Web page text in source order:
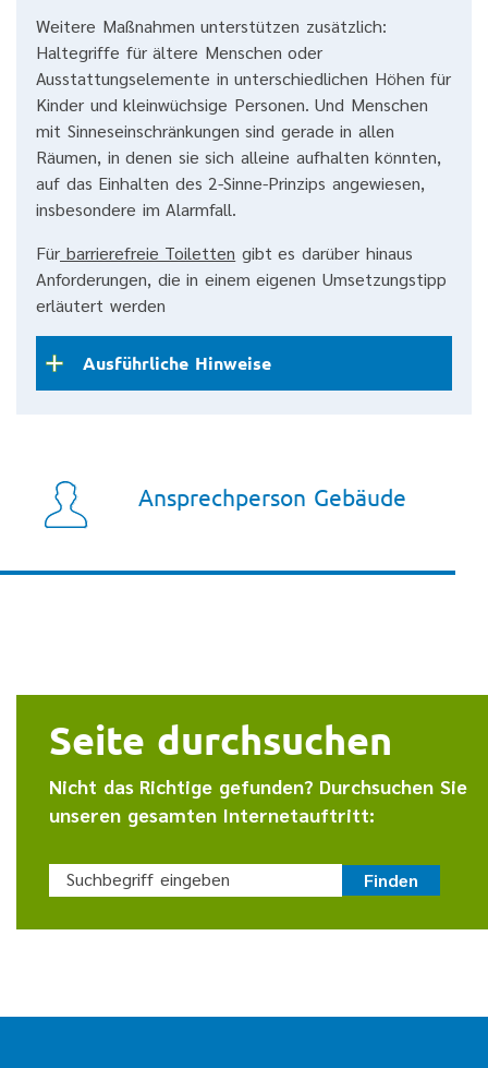
Weitere Maßnahmen unterstützen zusätzlich:
Haltegriffe für ältere Menschen oder
Ausstattungselemente in unterschiedlichen Höhen für
Kinder und kleinwüchsige Personen. Und Menschen
mit Sinneseinschränkungen sind gerade in allen
Räumen, in denen sie sich alleine aufhalten könnten,
auf das Einhalten des 2-Sinne-Prinzips angewiesen,
insbesondere im Alarmfall.
Für barrierefreie Toiletten gibt es darüber hinaus
Anforderungen, die in einem eigenen Umsetzungstipp
erläutert werden
Ausführliche Hinweise
Ansprechperson Gebäude
Seite durchsuchen
Nicht das Richtige gefunden? Durchsuchen Sie
unseren gesamten Internetauftritt:
Suchbegriff eingeben Finden